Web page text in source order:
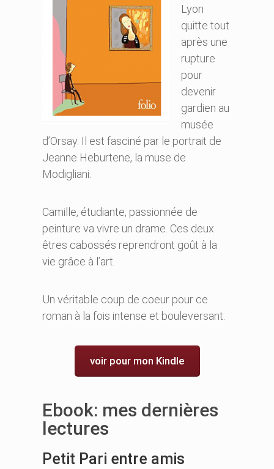
Lyon
quitte tout
après une
rupture
pour
devenir
gardien au
musée
d’Orsay. Il est fasciné par le portrait de
Jeanne Heburtene, la muse de
Modigliani.
Camille, étudiante, passionnée de
peinture va vivre un drame. Ces deux
êtres cabossés reprendront goût à la
vie grâce à l’art.
Un véritable coup de coeur pour ce
roman à la fois intense et bouleversant.
voir pour mon Kindle
Ebook: mes dernières
lectures
Petit Pari entre amis